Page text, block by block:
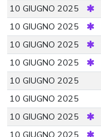
10 GIUGNO 2025
10 GIUGNO 2025
10 GIUGNO 2025
10 GIUGNO 2025
10 GIUGNO 2025
10 GIUGNO 2025
10 GIUGNO 2025
10 GIUGNO 2025